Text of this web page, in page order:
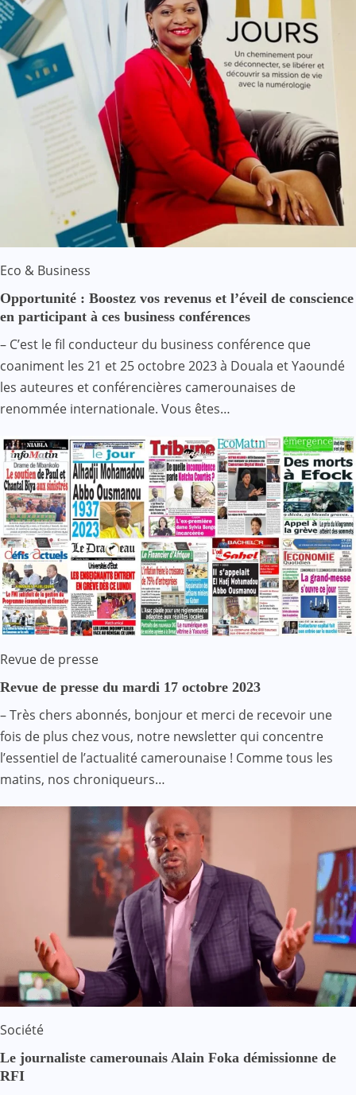
Eco & Business
Opportunité : Boostez vos revenus et l’éveil de conscience
en participant à ces business conférences
– C’est le fil conducteur du business conférence que
coaniment les 21 et 25 octobre 2023 à Douala et Yaoundé
les auteures et conférencières camerounaises de
renommée internationale. Vous êtes…
Revue de presse
Revue de presse du mardi 17 octobre 2023
– Très chers abonnés, bonjour et merci de recevoir une
fois de plus chez vous, notre newsletter qui concentre
l’essentiel de l’actualité camerounaise ! Comme tous les
matins, nos chroniqueurs…
Société
Le journaliste camerounais Alain Foka démissionne de
RFI